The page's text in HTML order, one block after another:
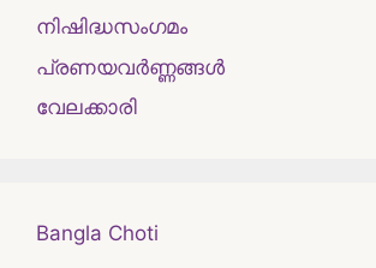
നിഷിദ്ധസംഗമം
പ്രണയവർണ്ണങ്ങൾ
വേലക്കാരി
Bangla Choti